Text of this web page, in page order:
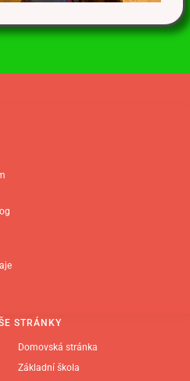
STRÁNKY
Domovská stránka
Základní škola